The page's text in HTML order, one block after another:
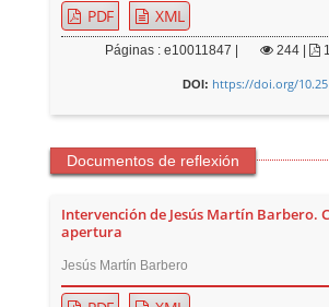
PDF XML
Páginas : e10011847 | 244 |
DOI: https://doi.org/
Documentos de reflexión
Intervención de Jesús Martín Barbero.
apertura
Jesús Martín Barbero